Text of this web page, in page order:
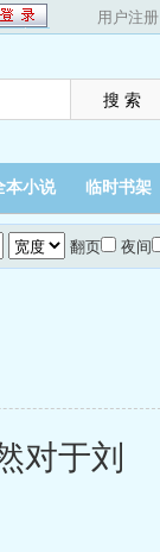
用户注册
本小说 临时书架
翻页 夜间
对于刘